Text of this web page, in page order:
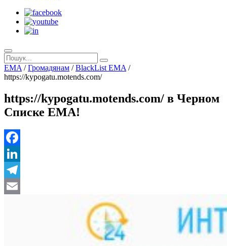
EMA /Громадянам /BlackList EMA /
https://kypogatu.motends.com/
https://kypogatu.motends.com/ в Черном
Списке ЕМА!
Facebook
LinkedIn
Telegram